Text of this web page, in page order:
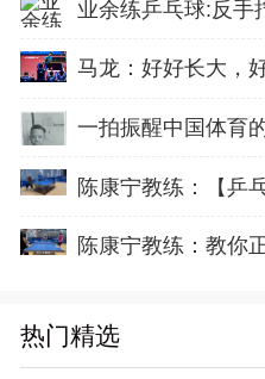
马龙：好好长大，
陈康宁教练：【乒
陈康宁教练：教你
热门精选